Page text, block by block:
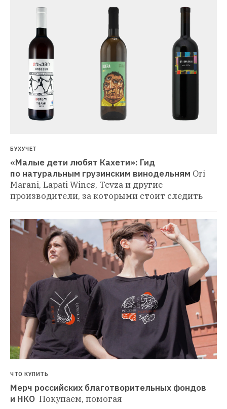
БУХУЧЕТ
«Малые дети любят Кахети»: Гид
по натуральным грузинским винодельням Ori
Marani, Lapati Wines, Tevza и другие
производители, за которыми стоит следить
ЧТО КУПИТЬ
Мерч российских благотворительных фондов
и НКО Покупаем, помогая